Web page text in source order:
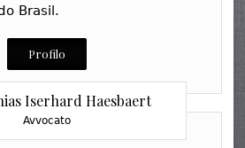
Brasil.
Profilo
Iserhard Haesbaert
Avvocato